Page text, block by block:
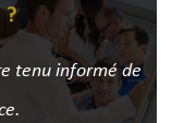
?
tenu informé de